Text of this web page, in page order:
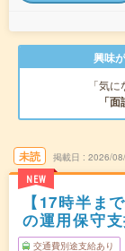
興味
「気
「
未読
NEW
掲載日 2026/
【17時半ま
の運用保守
交通費別途支給あり